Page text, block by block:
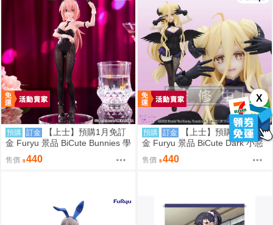
X
預購 訂金
【上士】預購1月免訂
金 Furyu 景品 BiCute Bunnies 學
生會也有洞 陸奧駒絽 兔女郎
售價 440
預購 訂金
【上士】預購1月免訂
金 Furyu 景品 BiCute Dark 小惡
魔 約會大作戰 星宮六喰
售價 440